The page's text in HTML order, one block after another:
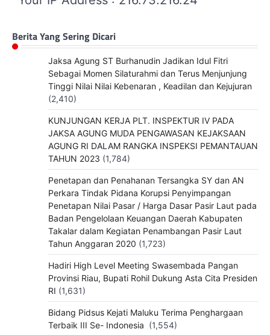
Berita Yang Sering Dicari
Jaksa Agung ST Burhanudin Jadikan Idul Fitri
Sebagai Momen Silaturahmi dan Terus Menjunjung
Tinggi Nilai Nilai Kebenaran , Keadilan dan Kejujuran
(2,410)
KUNJUNGAN KERJA PLT. INSPEKTUR IV PADA
JAKSA AGUNG MUDA PENGAWASAN KEJAKSAAN
AGUNG RI DALAM RANGKA INSPEKSI PEMANTAUAN
TAHUN 2023 (1,784)
Penetapan dan Penahanan Tersangka SY dan AN
Perkara Tindak Pidana Korupsi Penyimpangan
Penetapan Nilai Pasar / Harga Dasar Pasir Laut pada
Badan Pengelolaan Keuangan Daerah Kabupaten
Takalar dalam Kegiatan Penambangan Pasir Laut
Tahun Anggaran 2020 (1,723)
Hadiri High Level Meeting Swasembada Pangan
Provinsi Riau, Bupati Rohil Dukung Asta Cita Presiden
RI (1,631)
Bidang Pidsus Kejati Maluku Terima Penghargaan
Terbaik III Se- Indonesia (1,554)